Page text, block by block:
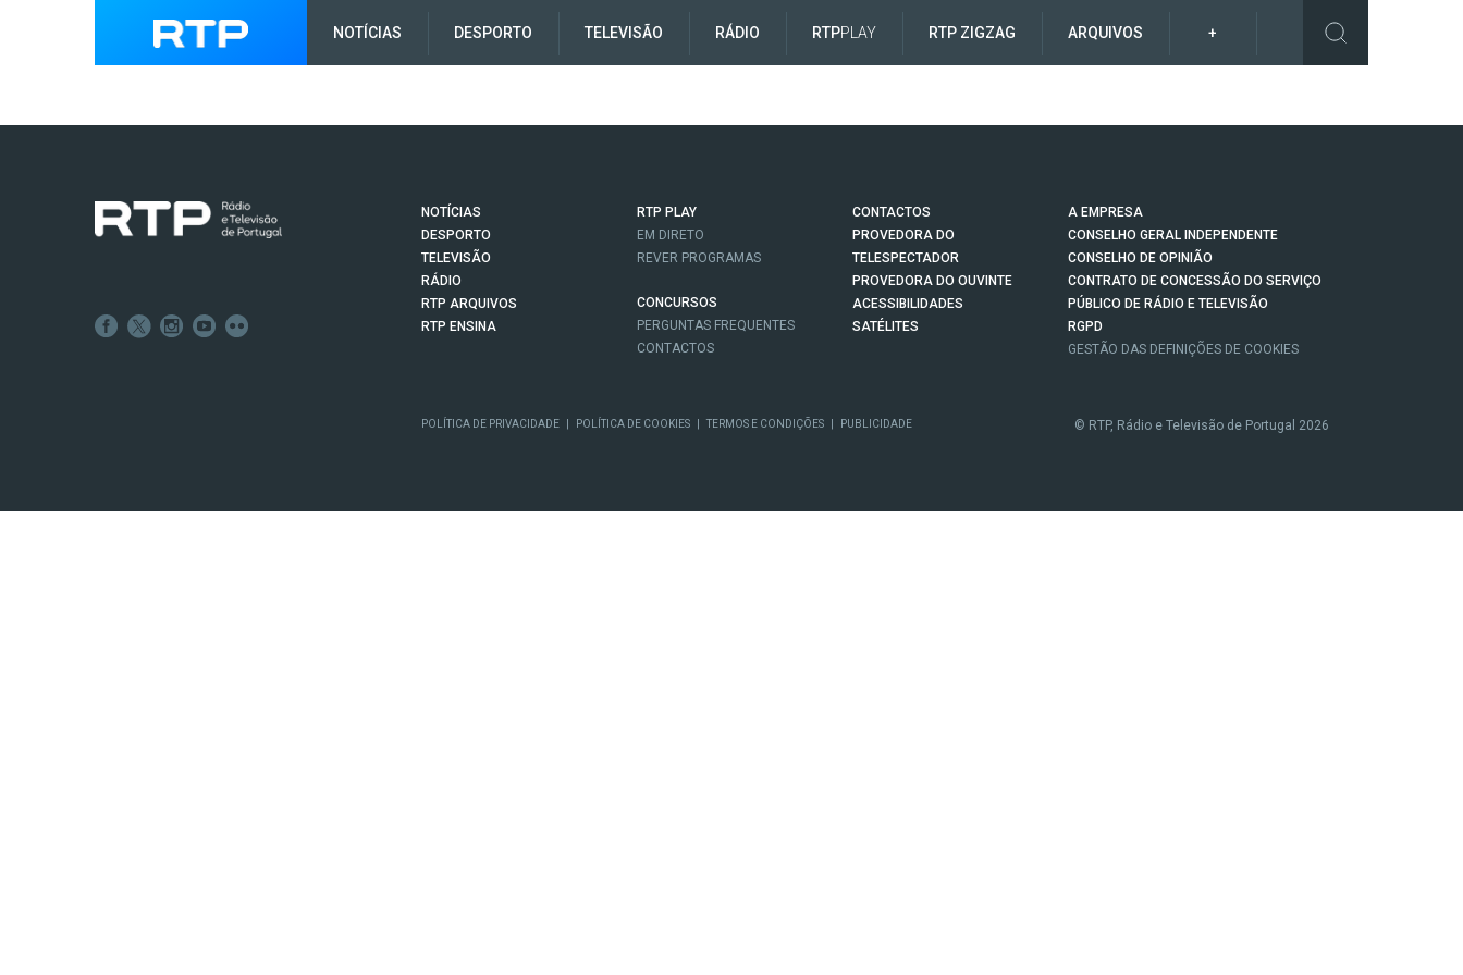
NOTÍCIAS DESPORTO TELEVISÃO RÁDIO RTPPLAY RTP ZIGZAG ARQUIVOS +
NOTÍCIAS
DESPORTO
TELEVISÃO
RÁDIO
RTP ARQUIVOS
RTP ENSINA
RTP PLAY
EM DIRETO
REVER PROGRAMAS
CONCURSOS
PERGUNTAS FREQUENTES
CONTACTOS
CONTACTOS
PROVEDORA DO
TELESPECTADOR
PROVEDORA DO OUVINTE
ACESSIBILIDADES
SATÉLITES
A EMPRESA
CONSELHO GERAL INDEPENDENTE
CONSELHO DE OPINIÃO
CONTRATO DE CONCESSÃO DO SERVIÇO
PÚBLICO DE RÁDIO E TELEVISÃO
RGPD
GESTÃO DAS DEFINIÇÕES DE COOKIES
POLÍTICA DE PRIVACIDADE POLÍTICA DE COOKIES TERMOS E CONDIÇÕES PUBLICIDADE © RTP, Rádio e Televisão de Portugal 2026